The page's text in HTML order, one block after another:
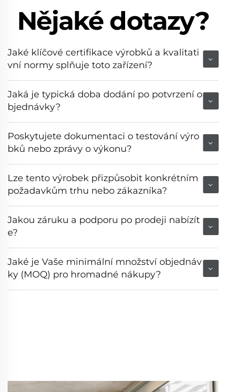
Nějaké dotazy?
Jaké klíčové certifikace výrobků a kvalitati
vní normy splňuje toto zařízení?
Jaká je typická doba dodání po potvrzení o
bjednávky?
Poskytujete dokumentaci o testování výro
bků nebo zprávy o výkonu?
Lze tento výrobek přizpůsobit konkrétním
požadavkům trhu nebo zákazníka?
Jakou záruku a podporu po prodeji nabízít
e?
Jaké je Vaše minimální množství objednáv
ky (MOQ) pro hromadné nákupy?